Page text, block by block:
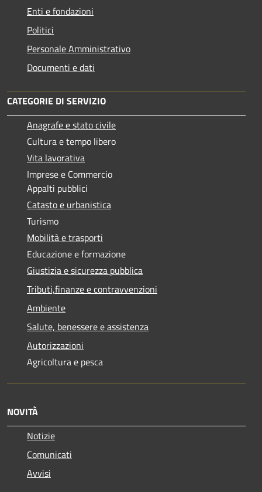
Enti e fondazioni
Politici
Personale Amministrativo
Documenti e dati
CATEGORIE DI SERVIZIO
Anagrafe e stato civile
Cultura e tempo libero
Vita lavorativa
Imprese e Commercio
Appalti pubblici
Catasto e urbanistica
Turismo
Mobilità e trasporti
Educazione e formazione
Giustizia e sicurezza pubblica
Tributi,finanze e contravvenzioni
Ambiente
Salute, benessere e assistenza
Autorizzazioni
Agricoltura e pesca
NOVITÀ
Notizie
Comunicati
Avvisi